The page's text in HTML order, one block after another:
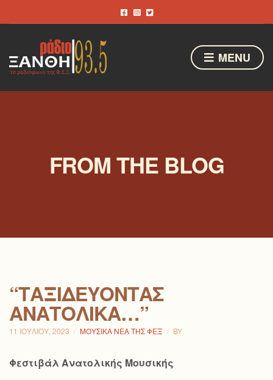
MENU
FROM THE BLOG
“ΤΑΞΙΔΕΎΟΝΤΑΣ
ΑΝΑΤΟΛΙΚΆ…”
11 ΙΟΥΛΊΟΥ, 2023 ΜΟΥΣΙΚΆ ΝΈΑ ΤΗΣ ΦΕΞ BY
Φεστιβάλ Ανατολικής Μουσικής